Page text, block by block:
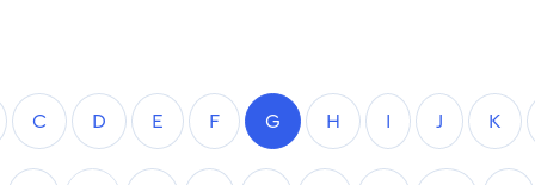
C D E F G H I J K